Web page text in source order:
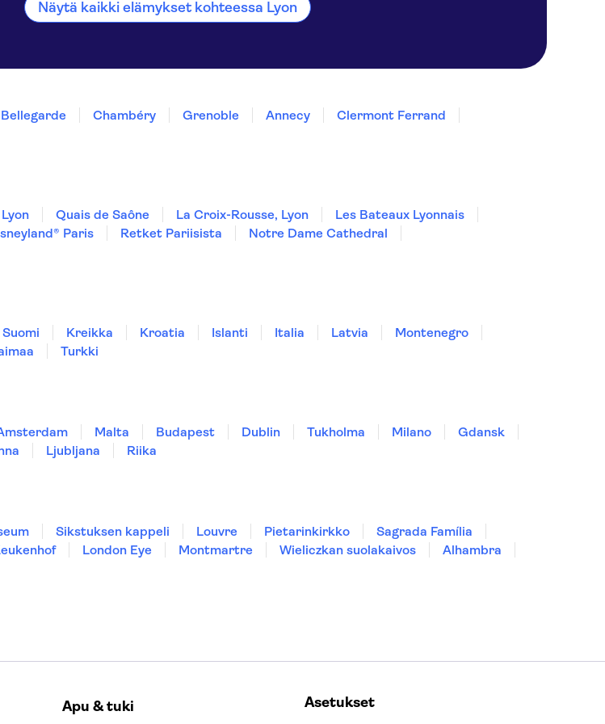
Näytä kaikki elämykset kohteessa Lyon
Bellegarde Chambéry Grenoble Annecy
Clermont Ferrand
Quais de Saône La Croix-Rousse, Lyon
Les Bateaux Lyonnais
Paris Retket Pariisista
Notre Dame Cathedral
Suomi Kreikka Kroatia Islanti Italia Latvia
Montenegro
Turkki
Malta Budapest Dublin Tukholma Milano
Gdansk
Ljubljana
Riika
Sikstuksen kappeli Louvre Pietarinkirkko
Sagrada Família
London Eye Montmartre Wieliczkan suolakaivos
Alhambra
Apu & tuki Asetukset